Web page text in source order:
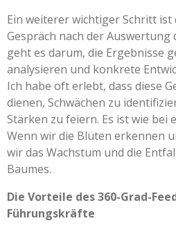
Ein weiterer wichtiger Schritt ist
Gespräch nach der Auswertung
geht es darum, die Ergebnisse
analysieren und konkrete
Ich habe oft erlebt, dass diese
dienen, Schwächen zu
Stärken zu feiern. Es ist wie bei
Wenn wir die Blüten erkennen
wir das Wachstum und die
Baumes.
Die Vorteile des 360-Grad-
Führungskräfte